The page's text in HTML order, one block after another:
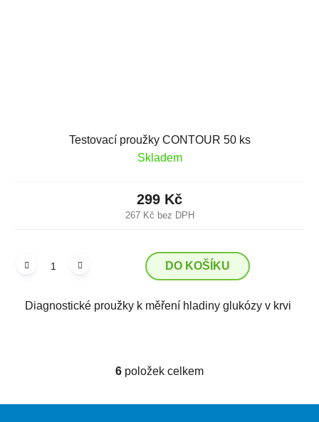
Testovací proužky CONTOUR 50 ks
Skladem
267 Kč bez DPH
299 Kč
DO KOŠÍKU
Diagnostické proužky k měření hladiny glukózy v krvi
O
l
6 položek celkem